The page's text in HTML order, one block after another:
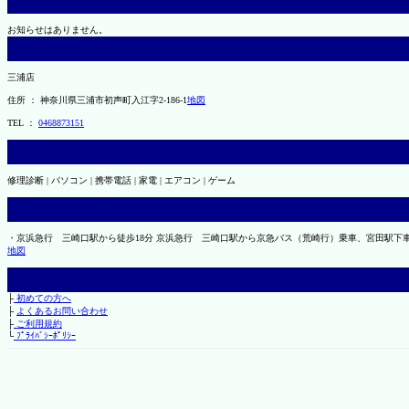
お知らせはありません。
三浦店
住所 ： 神奈川県三浦市初声町入江字2-186-1地図
TEL ： 0468873151
修理診断 | パソコン | 携帯電話 | 家電 | エアコン | ゲーム
・京浜急行 三崎口駅から徒歩18分 京浜急行 三崎口駅から京急バス（荒崎行）乗車、宮田駅下
地図
├初めての方へ
├ よくあるお問い合わせ
├ご利用規約
└ﾌﾟﾗｲﾊﾞｼｰﾎﾟﾘｼｰ